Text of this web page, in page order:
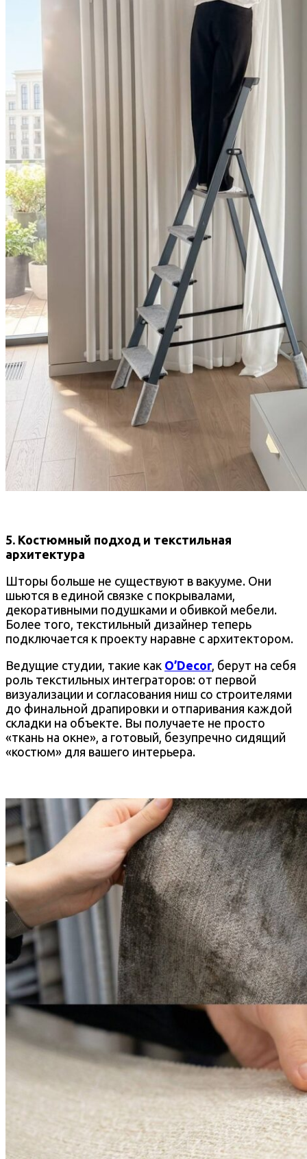
5. Костюмный подход и текстильная
архитектура
Шторы больше не существуют в вакууме. Они
шьются в единой связке с покрывалами,
декоративными подушками и обивкой мебели.
Более того, текстильный дизайнер теперь
подключается к проекту наравне с архитектором.
Ведущие студии, такие как O’Decor, берут на себя
роль текстильных интеграторов: от первой
визуализации и согласования ниш со строителями
до финальной драпировки и отпаривания каждой
складки на объекте. Вы получаете не просто
«ткань на окне», а готовый, безупречно сидящий
«костюм» для вашего интерьера.